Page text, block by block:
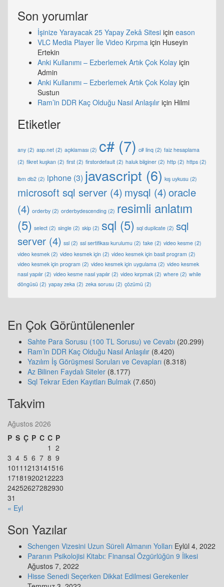
Son yorumlar
İşinize Yarayacak 25 Yapay Zekâ Sitesi için eason
VLC Media Player İle Video Kırpma için Huseyin
Ertekin
Anki Kullanımı – Ezberlemek Artık Çok Kolay için
Admin
Anki Kullanımı – Ezberlemek Artık Çok Kolay için
Sustun
Ram’in DDR Kaç Olduğu Nasıl Anlaşılır için Hilmi
Etiketler
any (2) asp.net (2) açıklaması (2) c# (7) c# linq (2) faiz hesaplama
(2) fikret kuşkan (2) first (2) firstordefault (2) haluk bilginer (2) http (2) https (2)
ibm db2 (2) iphone (3) javascript (6) kış uykusu (2)
microsoft sql server (4) mysql (4)oracle
(4) orderby (2) orderbydescending (2) resimli anlatım
(5) select (2) single (2) skip (2) sql (5) sql duplicate (2) sql
server (4) ssl (2) ssl sertifikası kurulumu (2) take (2) video kesme (2)
video kesmek (2) video kesmek için (2) video kesmek için basit program (2)
video kesmek için program (2) video kesmek için uygulama (2) video kesmek
nasıl yapılır (2) video kesme nasıl yapılır (2) video kırpmak (2) where (2) while
döngüsü (2) yapay zeka (2) zeka sorusu (2) çözümü (2)
En Çok Görüntülenenler
Sahte Para Sorusu (100 TL Sorusu) ve Cevabı (20.299)
Ram’in DDR Kaç Olduğu Nasıl Anlaşılır (8.420)
Yazılım İş Görüşmesi Soruları ve Cevapları (8.318)
Az Bilinen Faydalı Siteler (8.177)
Sql Tekrar Eden Kayıtları Bulmak (7.650)
Takvim
Ağustos 2026
P S Ç P C C P
1 2
3 4 5 6 7 8 9
1011 1213141516
17181920212223
24252627282930
31
« Eyl
Son Yazılar
Schengen Vizesini Uzun Süreli Almanın Yolları Eylül 4, 2022
Paranın Psikolojisi Kitabı: Finansal Özgürlüğün 9 İlkesi
Ağustos 7, 2022
Hisse Senedi Seçerken Dikkat Edilmesi Gerekenler